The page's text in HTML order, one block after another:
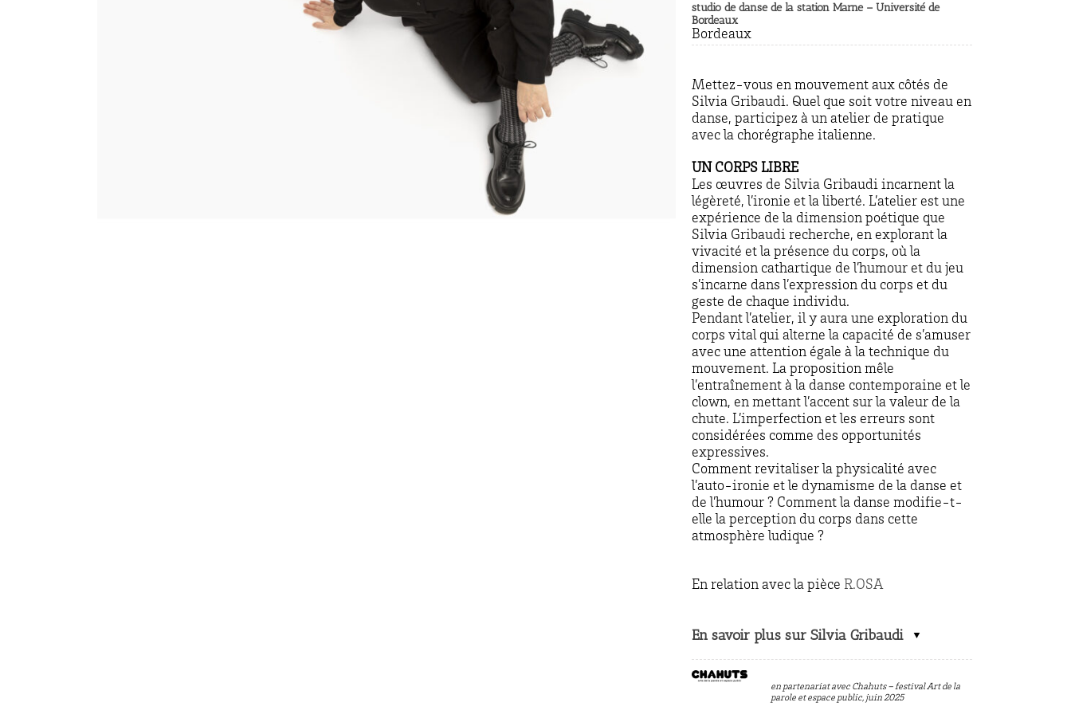
studio de danse de la station Marne – Université de
Bordeaux
Bordeaux
Mettez-vous en mouvement aux côtés de
Silvia Gribaudi. Quel que soit votre niveau en
danse, participez à un atelier de pratique
avec la chorégraphe italienne.
UN CORPS LIBRE
Les œuvres de Silvia Gribaudi incarnent la
légèreté, l’ironie et la liberté. L’atelier est une
expérience de la dimension poétique que
Silvia Gribaudi recherche, en explorant la
vivacité et la présence du corps, où la
dimension cathartique de l’humour et du jeu
s’incarne dans l’expression du corps et du
geste de chaque individu.
Pendant l’atelier, il y aura une exploration du
corps vital qui alterne la capacité de s’amuser
avec une attention égale à la technique du
mouvement. La proposition mêle
l’entraînement à la danse contemporaine et le
clown, en mettant l’accent sur la valeur de la
chute. L’imperfection et les erreurs sont
considérées comme des opportunités
expressives.
Comment revitaliser la physicalité avec
l’auto-ironie et le dynamisme de la danse et
de l’humour ? Comment la danse modifie-t-
elle la perception du corps dans cette
atmosphère ludique ?
En relation avec la pièce R.OSA
En savoir plus sur Silvia Gribaudi
en partenariat avec Chahuts – festival Art de la
parole et espace public, juin 2025